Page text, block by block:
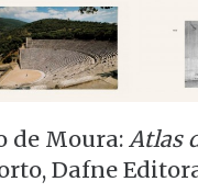
de Moura: Atlas
Dafne